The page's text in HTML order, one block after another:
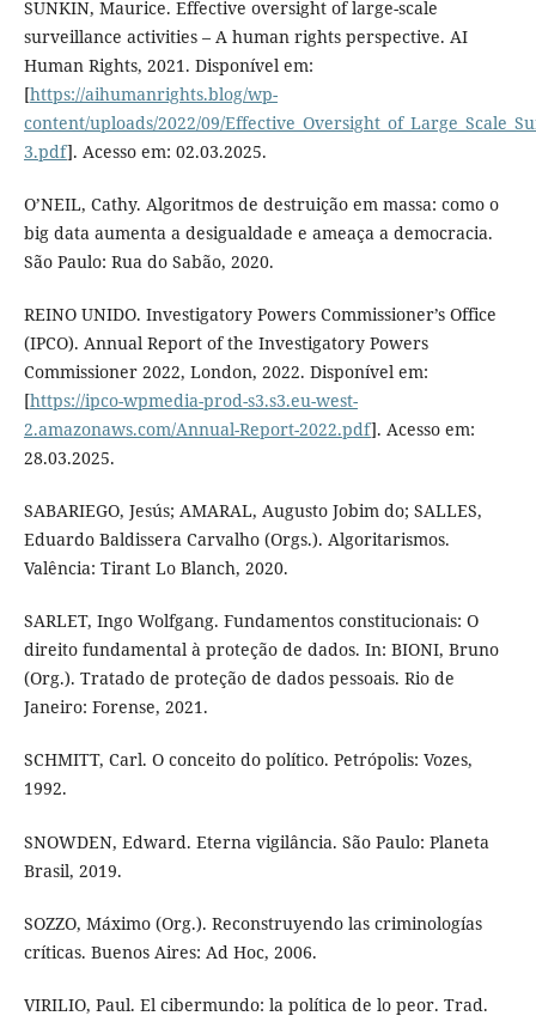
SUNKIN, Maurice. Effective oversight of large-scale
surveillance activities – A human rights perspective. AI
Human Rights, 2021. Disponível em:
[https://aihumanrights.blog/wp-
content/uploads/2022/09/
3.pdf]. Acesso em: 02.03.2025.
O’NEIL, Cathy. Algoritmos de destruição em massa: como o
big data aumenta a desigualdade e ameaça a democracia.
São Paulo: Rua do Sabão, 2020.
REINO UNIDO. Investigatory Powers Commissioner’s Office
(IPCO). Annual Report of the Investigatory Powers
Commissioner 2022, London, 2022. Disponível em:
[https://ipco-wpmedia-prod-s3.s3.eu-west-
2.amazonaws.com/Annual-Report-2022.pdf]. Acesso em:
28.03.2025.
SABARIEGO, Jesús; AMARAL, Augusto Jobim do; SALLES,
Eduardo Baldissera Carvalho (Orgs.). Algoritarismos.
Valência: Tirant Lo Blanch, 2020.
SARLET, Ingo Wolfgang. Fundamentos constitucionais: O
direito fundamental à proteção de dados. In: BIONI, Bruno
(Org.). Tratado de proteção de dados pessoais. Rio de
Janeiro: Forense, 2021.
SCHMITT, Carl. O conceito do político. Petrópolis: Vozes,
1992.
SNOWDEN, Edward. Eterna vigilância. São Paulo: Planeta
Brasil, 2019.
SOZZO, Máximo (Org.). Reconstruyendo las criminologías
críticas. Buenos Aires: Ad Hoc, 2006.
VIRILIO, Paul. El cibermundo: la política de lo peor. Trad.